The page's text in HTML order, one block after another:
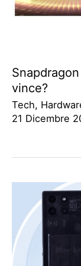
vince?
Tech,
21 Dicembre